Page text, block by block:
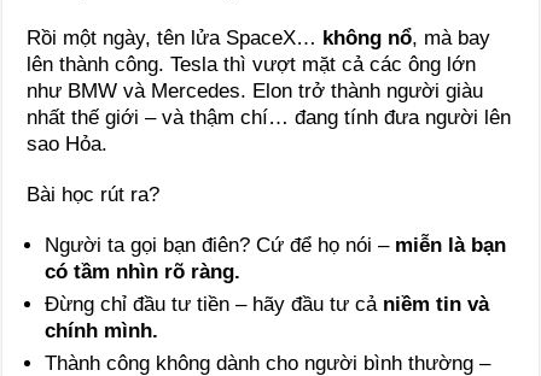
Rồi một ngày, tên lửa SpaceX… không nổ, mà bay
lên thành công. Tesla thì vượt mặt cả các ông lớn
như BMW và Mercedes. Elon trở thành người giàu
nhất thế giới – và thậm chí… đang tính đưa người lên
sao Hỏa.
Bài học rút ra?
Người ta gọi bạn điên? Cứ để họ nói – miễn là bạn
có tầm nhìn rõ ràng.
Đừng chỉ đầu tư tiền – hãy đầu tư cả niềm tin và
chính mình.
Thành công không dành cho người bình thường –